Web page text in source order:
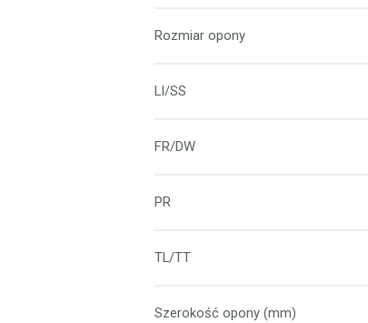
Rozmiar opony
LI/SS
FR/DW
PR
TL/TT
Szerokość opony (mm)